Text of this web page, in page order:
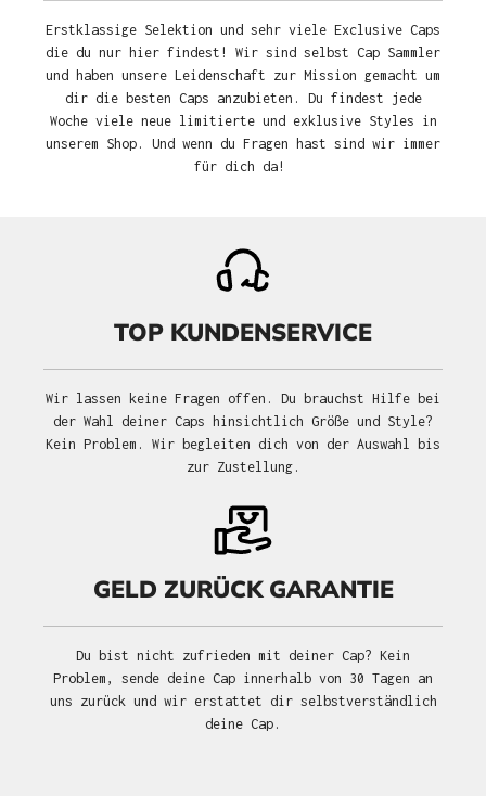
Erstklassige Selektion und sehr viele Exclusive Caps
die du nur hier findest! Wir sind selbst Cap Sammler
und haben unsere Leidenschaft zur Mission gemacht um
dir die besten Caps anzubieten. Du findest jede
Woche viele neue limitierte und exklusive Styles in
unserem Shop. Und wenn du Fragen hast sind wir immer
für dich da!
TOP KUNDENSERVICE
Wir lassen keine Fragen offen. Du brauchst Hilfe bei
der Wahl deiner Caps hinsichtlich Größe und Style?
Kein Problem. Wir begleiten dich von der Auswahl bis
zur Zustellung.
GELD ZURÜCK GARANTIE
Du bist nicht zufrieden mit deiner Cap? Kein
Problem, sende deine Cap innerhalb von 30 Tagen an
uns zurück und wir erstattet dir selbstverständlich
deine Cap.